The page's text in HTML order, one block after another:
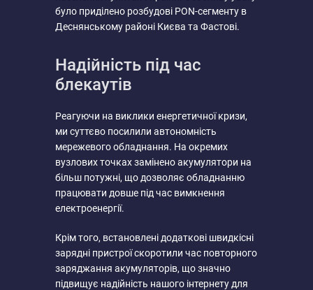
було приділено розбудові PON-сегменту в
Деснянському районі Києва та Фастові.
Надійність під час
блекаутів
Реагуючи на виклики енергетичної кризи,
ми суттєво посилили автономність
мережевого обладнання. На окремих
вузлових точках замінено акумулятори на
більш потужні, що дозволяє обладнанню
працювати довше під час вимкнення
електроенергії.
Крім того, встановлені додаткові швидкісні
зарядні пристрої скоротили час повторного
заряджання акумуляторів, що значно
підвищує надійність нашого інтернету для